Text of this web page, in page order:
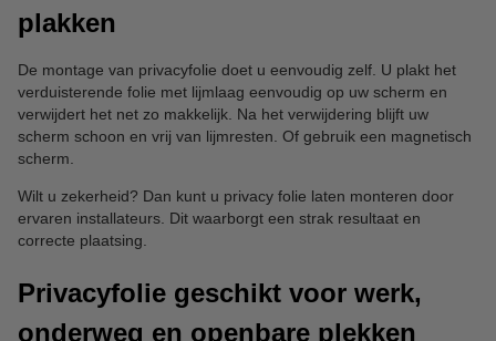
plakken
De montage van privacyfolie doet u eenvoudig zelf. U plakt het
verduisterende folie met lijmlaag eenvoudig op uw scherm en
verwijdert het net zo makkelijk. Na het verwijdering blijft uw
scherm schoon en vrij van lijmresten. Of gebruik een magnetisch
scherm.
Wilt u zekerheid? Dan kunt u privacy folie laten monteren door
ervaren installateurs. Dit waarborgt een strak resultaat en
correcte plaatsing.
Privacyfolie geschikt voor werk,
onderweg en openbare plekken